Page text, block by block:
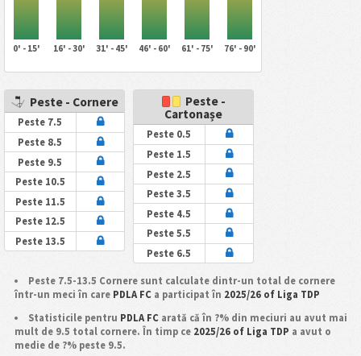
0' - 15' 16' - 30' 31' - 45' 46' - 60' 61' - 75' 76' - 90'
Peste - Cornere
Peste 7.5
Peste 8.5
Peste 9.5
Peste 10.5
Peste 11.5
Peste 12.5
Peste 13.5
Peste -
Cartonașe
Peste 0.5
Peste 1.5
Peste 2.5
Peste 3.5
Peste 4.5
Peste 5.5
Peste 6.5
Peste 7.5-13.5 Cornere sunt calculate dintr-un total de cornere
într-un meci în care PDLA FCa participat în 2025/26 of Liga TDP
Statisticile pentru PDLA FC arată că în ?% din meciuri au avut mai
mult de 9.5 total cornere. În timp ce 2025/26 of Liga TDP a avut o
medie de ?% peste 9.5.